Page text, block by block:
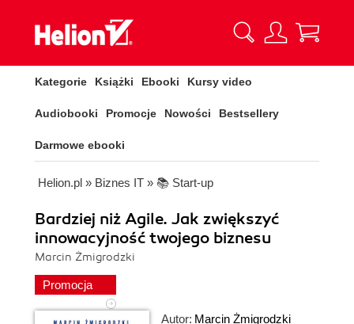
Kategorie Książki Ebooki Kursy video
Audiobooki Promocje Nowości Bestsellery
Darmowe ebooki
Helion.pl » Biznes IT » 📚 Start-up
Bardziej niż Agile. Jak zwiększyć
innowacyjność twojego biznesu
Marcin Żmigrodzki
Promocja
Autor: Marcin Żmigrodzki